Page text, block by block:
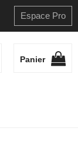
Espace Pro
Panier